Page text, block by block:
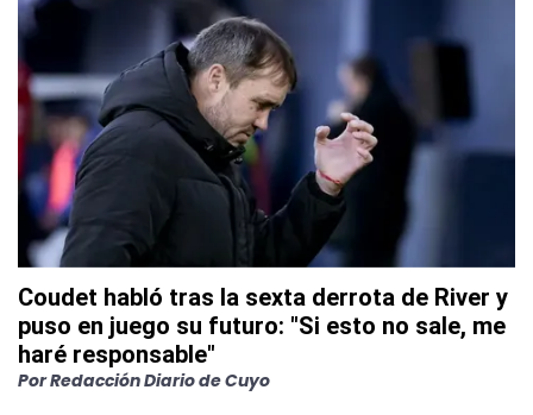
Coudet habló tras la sexta derrota de River y
puso en juego su futuro: "Si esto no sale, me
haré responsable"
PorRedacción Diario de Cuyo